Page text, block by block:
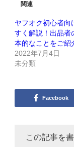
関連
ヤフオク初心者向
すく解説！出品者
本的なことをご紹
2022年7月4日
未分類
Facebook
この記事を